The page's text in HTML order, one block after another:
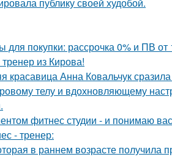
покупки: рассрочка 0% и ПВ от
из Кирова!
красавица Анна Ковальчук
телу и вдохновляющему
фитнес студии - и понимаю
- тренер:
в раннем возрасте получила